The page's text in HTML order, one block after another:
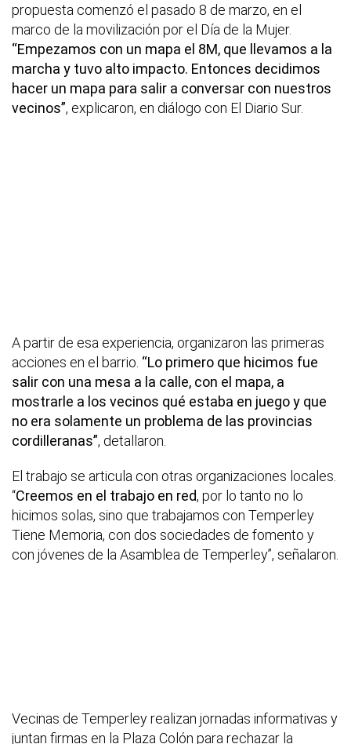
propuesta comenzó el pasado 8 de marzo, en el
marco de la movilización por el Día de la Mujer.
“Empezamos con un mapa el 8M, que llevamos a la
marcha y tuvo alto impacto. Entonces decidimos
hacer un mapa para salir a conversar con nuestros
vecinos”, explicaron, en diálogo con El Diario Sur.
A partir de esa experiencia, organizaron las primeras
acciones en el barrio. “Lo primero que hicimos fue
salir con una mesa a la calle, con el mapa, a
mostrarle a los vecinos qué estaba en juego y que
no era solamente un problema de las provincias
cordilleranas”, detallaron.
El trabajo se articula con otras organizaciones locales.
“Creemos en el trabajo en red, por lo tanto no lo
hicimos solas, sino que trabajamos con Temperley
Tiene Memoria, con dos sociedades de fomento y
con jóvenes de la Asamblea de Temperley”, señalaron.
Vecinas de Temperley realizan jornadas informativas y
juntan firmas en la Plaza Colón para rechazar la